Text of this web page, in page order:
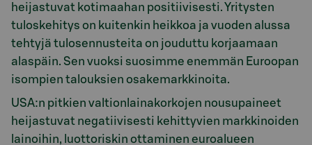
heijastuvat kotimaahan positiivisesti. Yritysten
tuloskehitys on kuitenkin heikkoa ja vuoden alussa
tehtyjä tulosennusteita on jouduttu korjaamaan
alaspäin. Sen vuoksi suosimme enemmän Euroopan
isompien talouksien osakemarkkinoita.
USA:n pitkien valtionlainakorkojen nousupaineet
heijastuvat negatiivisesti kehittyvien markkinoiden
lainoihin, luottoriskin ottaminen euroalueen